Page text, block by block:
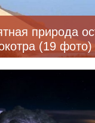
природа
(19 фото)